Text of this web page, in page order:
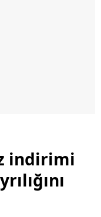
indirimi